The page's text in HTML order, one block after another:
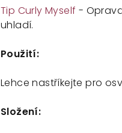
Tip Curly Myself -
uhladí.
Použití:
Lehce nastříkejte pro
Složení: